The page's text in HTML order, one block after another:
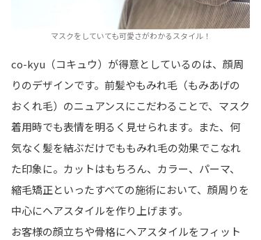
マスクをしていても可愛さがわかるスタイル！
co-kyu（コキュウ）が得意としているのは、顔周
りのデザインです。前髪やもみれ毛（もみあげの
おくれ毛）のニュアンスにこだわることで、マスク
着用時でも表情を明るく見せられます。また、何
気なく髪を結ぶだけでももみれ毛の効果でこなれ
た印象に。カットはもちろん、カラー、パーマ、
縮毛矯正といったすべての施術において、顔周りを
中心にヘアスタイルを作り上げます。
お客様の顔立ちや骨格にヘアスタイルをフィット